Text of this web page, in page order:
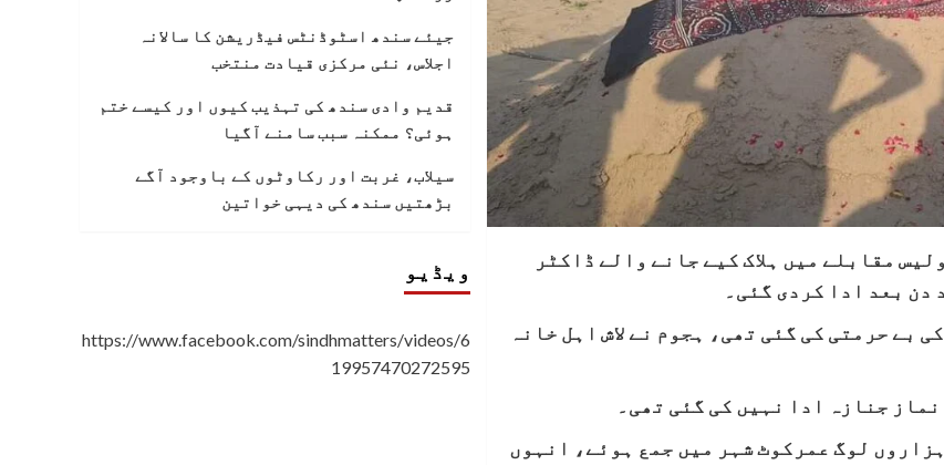
مقابلے میں ہلاک کیے جانے والے ڈاکٹر
دن بعد ادا کردی گئی۔
بے حرمتی کی گئی تھی، ہجوم نے لاش اہل خانہ
جنازہ ادا نہیں کی گئی تھی۔
ہزاروں لوگ عمرکوٹ شہر میں جمع ہوئے، انہوں
جیئے سندھ اسٹوڈنٹس فیڈریشن کا سالانہ
اجلاس، نئی مرکزی قیادت منتخب
قدیم وادی سندھ کی تہذیب کیوں اور کیسے ختم
ہوئی؟ ممکنہ سبب سامنے آگیا
سیلاب، غربت اور رکاوٹوں کے باوجود آگے
بڑھتیں سندھ کی دیہی خواتین
ویڈیو
https://www.facebook.com/sindhmatters/videos/6
19957470272595